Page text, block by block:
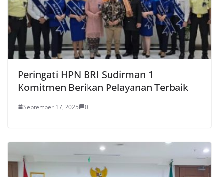
Peringati HPN BRI Sudirman 1
Komitmen Berikan Pelayanan Terbaik
September 17, 2025 0